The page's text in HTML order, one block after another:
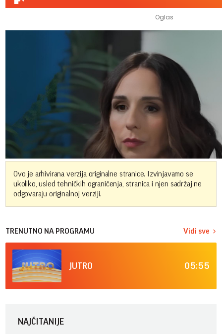
Ovo je arhivirana verzija originalne stranice. Izvinjavamo se
ukoliko, usled tehničkih ograničenja, stranica i njen sadržaj ne
odgovaraju originalnoj verziji.
TRENUTNO NA PROGRAMU Vidi sve
JUTRO 05:55
NAJČITANIJE